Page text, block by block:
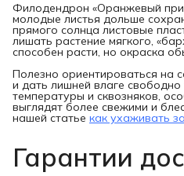
Филодендрон «Оранжевый
молодые листья дольше
прямого солнца листовые
лишать растение мягкого,
способен расти, но окраска
Полезно ориентироваться на
и дать лишней влаге
температуры и сквозняков,
выглядят более свежими и
нашей статье как ухаживать
Гарантии